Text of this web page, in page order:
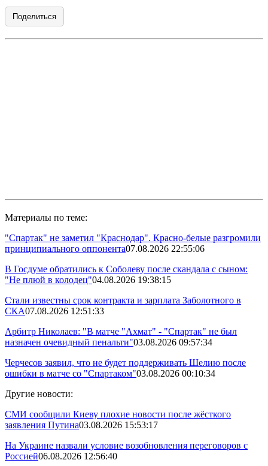
Поделиться
Материалы по теме:
"Спартак" не заметил "Краснодар". Красно-белые разгромили
принципиального оппонента07.08.2026 22:55:06
В Госдуме обратились к Соболеву после скандала с сыном:
"Не плюй в колодец"04.08.2026 19:38:15
Стали известны срок контракта и зарплата Заболотного в
СКА07.08.2026 12:51:33
Арбитр Николаев: "В матче "Ахмат" - "Спартак" не был
назначен очевидный пенальти"03.08.2026 09:57:34
Черчесов заявил, что не будет поддерживать Шелию после
ошибки в матче со "Спартаком"03.08.2026 00:10:34
Другие новости:
СМИ сообщили Киеву плохие новости после жёсткого
заявления Путина03.08.2026 15:53:17
На Украине назвали условие возобновления переговоров с
Россией06.08.2026 12:56:40